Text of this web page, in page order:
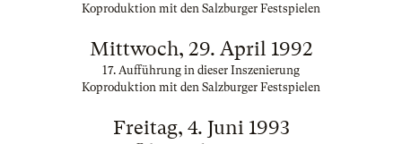
Koproduktion mit den Salzburger Festspielen
Mittwoch, 29. April 1992
17. Aufführung in dieser Inszenierung
Koproduktion mit den Salzburger Festspielen
Freitag, 4. Juni 1993